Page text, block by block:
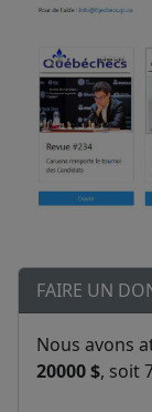
FAIRE UN
Nous avons
20000 $, soit